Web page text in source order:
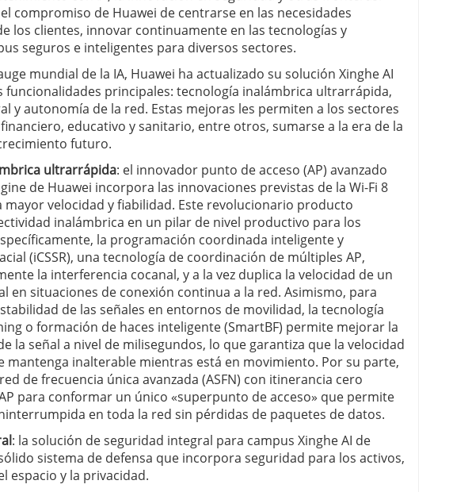
compromiso de Huawei de centrarse en las necesidades
los clientes, innovar continuamente en las tecnologías y
seguros e inteligentes para diversos sectores.
mundial de la IA, Huawei ha actualizado su solución Xinghe AI
funcionalidades principales: tecnología inalámbrica ultrarrápida,
y autonomía de la red. Estas mejoras les permiten a los sectores
educativo y sanitario, entre otros, sumarse a la era de la
futuro.
ultrarrápida: el innovador punto de acceso (AP) avanzado
de Huawei incorpora las innovaciones previstas de la Wi-Fi 8
mayor velocidad y fiabilidad. Este revolucionario producto
inalámbrica en un pilar de nivel productivo para los
la programación coordinada inteligente y
(iCSSR), una tecnología de coordinación de múltiples AP,
la interferencia cocanal, y a la vez duplica la velocidad de un
en situaciones de conexión continua a la red. Asimismo, para
de las señales en entornos de movilidad, la tecnología
o formación de haces inteligente (SmartBF) permite mejorar la
la señal a nivel de milisegundos, lo que garantiza que la velocidad
mantenga inalterable mientras está en movimiento. Por su parte,
de frecuencia única avanzada (ASFN) con itinerancia cero
para conformar un único «superpunto de acceso» que permite
en toda la red sin pérdidas de paquetes de datos.
: la solución de seguridad integral para campus Xinghe AI de
sistema de defensa que incorpora seguridad para los activos,
espacio y la privacidad.